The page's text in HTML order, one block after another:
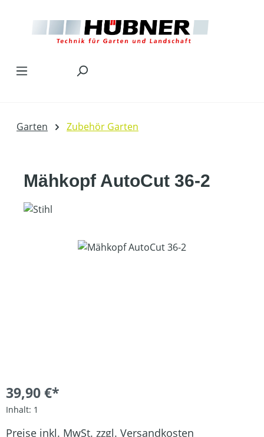
Garten Zubehör Garten
Mähkopf AutoCut 36-2
Bildergalerie überspringen
39,90 €*
Inhalt: 1
Preise inkl. MwSt. zzgl. Versandkosten